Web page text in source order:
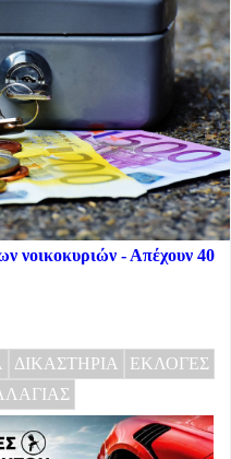
νοικοκυριών - Απέχουν 40
ΔΙΚΑΣΤΗΡΙΑ
ΕΚΛΟΓΕΣ